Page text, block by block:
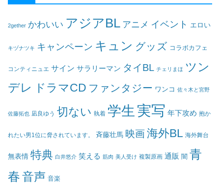
2gether かわいい アジアBL アニメ イベント エロい
キヅナツキ キャンペーン キュン グッズ コラボカフェ
コンティニュエ サイン サラリーマン タイBL チェリまほ ツン
デレ
ドラマCD ファンタジー ワンコ 佐々木と宮野
佐藤拓也 凪良ゆう 切ない 執着 学生 実写 年下攻め 抱か
れたい男1位に脅されています。 斉藤壮馬 映画海外BL 海外舞台
無表情 特典 白井悠介 笑える 筋肉 美人受け 複製原画 通販 闇 青
春音声 音楽